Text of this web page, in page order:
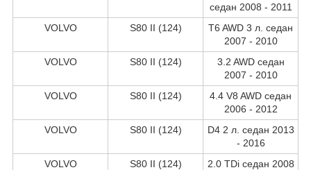
седан 2008 - 2011
VOLVO
S80 II (124)
T6 AWD 3 л. седан
2007 - 2010
VOLVO
S80 II (124)
3.2 AWD седан
2007 - 2010
VOLVO
S80 II (124)
4.4 V8 AWD седан
2006 - 2012
VOLVO
S80 II (124)
D4 2 л. седан 2013
- 2016
VOLVO
S80 II (124)
2.0 TDi седан 2008